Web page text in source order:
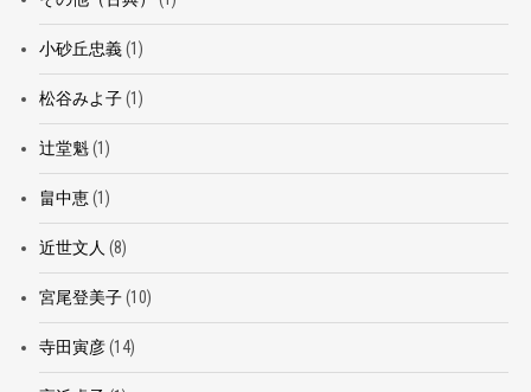
小砂丘忠義(1)
松谷みよ子(1)
辻堂魁(1)
畠中恵(1)
近世文人 (8)
宮尾登美子(10)
寺田寅彦(14)